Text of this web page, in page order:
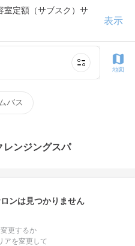
室定額（サブスク）サ
表示
バス
地図
レンジングスパ
ンは見つかりません
更するか
アを変更して